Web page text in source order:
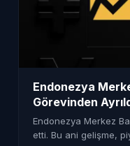
Endonezya
Görevinden
Endonezya Merkez
etti. Bu ani gelişme,